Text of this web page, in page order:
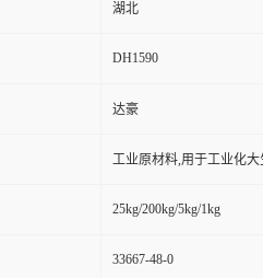
湖北
DH1590
达豪
工业原材料,用于工业化大
25kg/200kg/5kg/1kg
33667-48-0